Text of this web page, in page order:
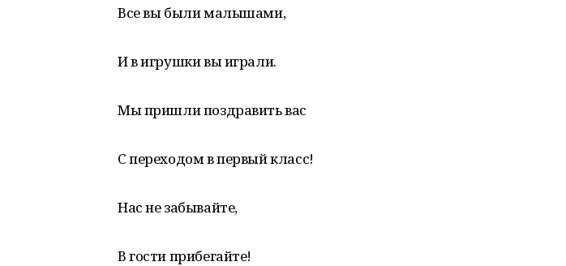
Все вы были малышами,
И в игрушки вы играли.
Мы пришли поздравить вас
С переходом в первый класс!
Нас не забывайте,
В гости прибегайте!